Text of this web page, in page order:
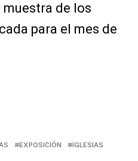
de los
para el mes de
EXPOSICIÓN
IGLESIAS